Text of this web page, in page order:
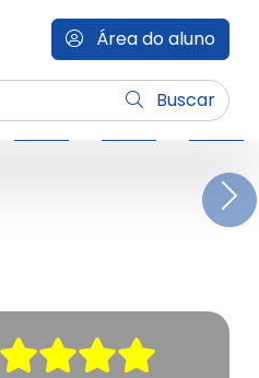
Área do aluno
Buscar